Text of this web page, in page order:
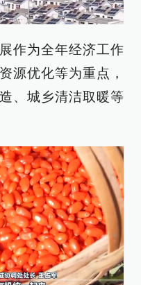
作为全年经济工作
源优化等为重点，
、城乡清洁取暖等